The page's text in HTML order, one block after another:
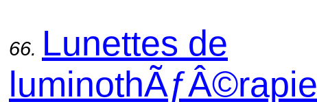
66. Lunettes de
luminothÃƒÂ©rapie